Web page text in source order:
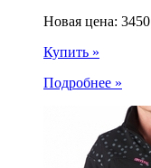
Новая цена: 3450
Купить »
Подробнее »